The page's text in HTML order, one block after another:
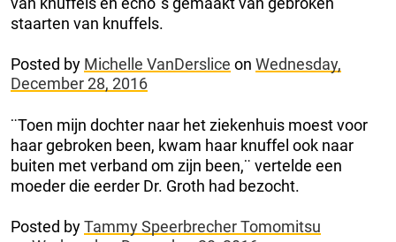
staarten van knuffels.
Posted by Michelle VanDerslice on Wednesday,
December 28, 2016
¨Toen mijn dochter naar het ziekenhuis moest voor
haar gebroken been, kwam haar knuffel ook naar
buiten met verband om zijn been,¨ vertelde een
moeder die eerder Dr. Groth had bezocht.
Posted byTammy Speerbrecher Tomomitsu